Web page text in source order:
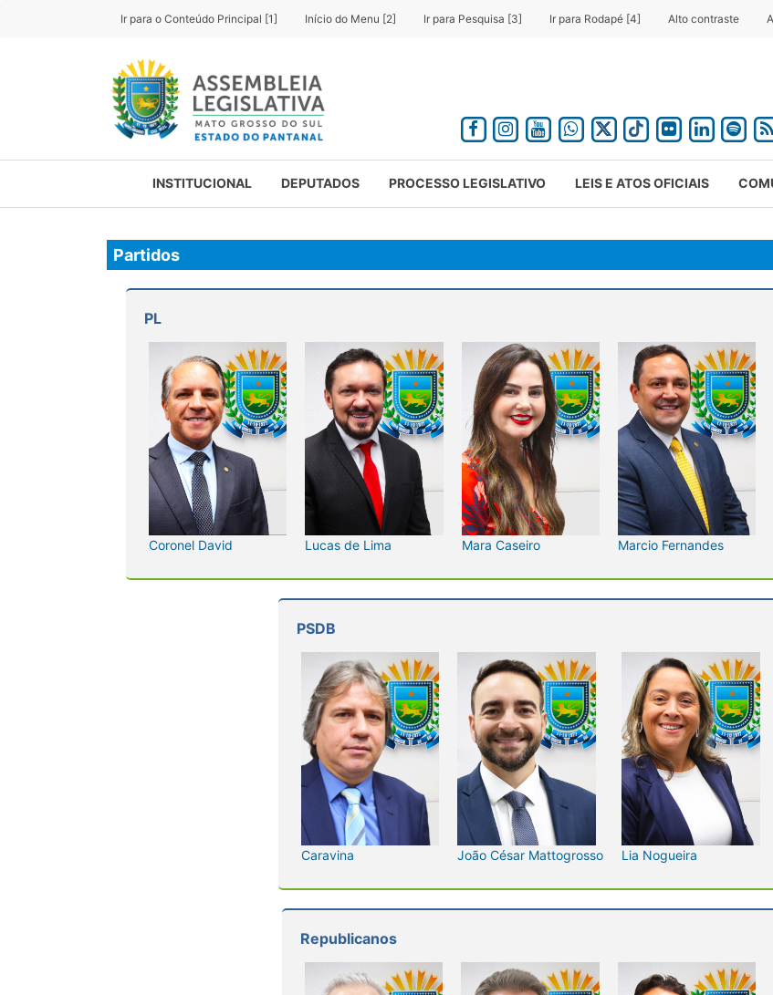
Ir para o Conteúdo Principal [1] Início do Menu [2] Ir para Pesquisa [3] Ir para Rodapé [4] Alto contraste
INSTITUCIONAL DEPUTADOS PROCESSO LEGISLATIVO LEIS E ATOS OFICIAIS
Partidos
PL
Coronel David Lucas de Lima Mara Caseiro Marcio Fernandes
PSDB
Caravina João César Mattogrosso Lia Nogueira
Republicanos